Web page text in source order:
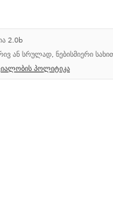
2.0b
ან სრულად, ნებისმიერი
პოლიტიკა